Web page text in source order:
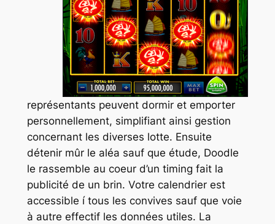
représentants peuvent dormir et emporter
personnellement, simplifiant ainsi gestion
concernant les diverses lotte. Ensuite
détenir mûr le aléa sauf que étude, Doodle
le rassemble au coeur d’un timing fait la
publicité de un brin. Votre calendrier est
accessible í tous les convives sauf que voie
à autre effectif les données utiles. La